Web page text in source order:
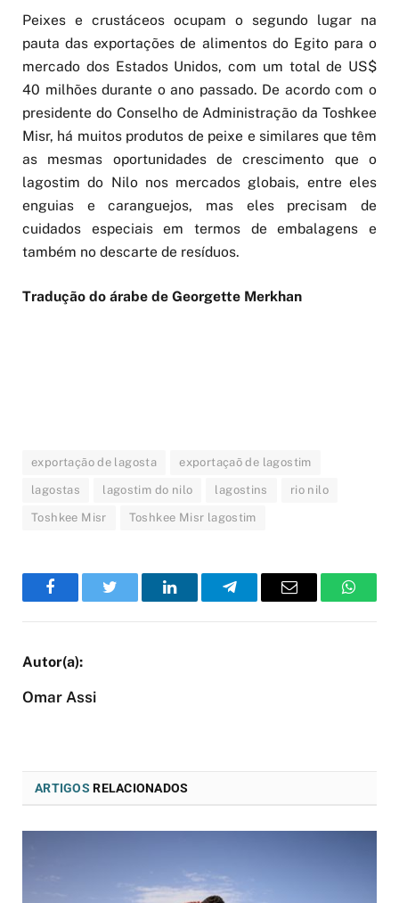
Peixes e crustáceos ocupam o segundo lugar na
pauta das exportações de alimentos do Egito para o
mercado dos Estados Unidos, com um total de US$
40 milhões durante o ano passado. De acordo com o
presidente do Conselho de Administração da Toshkee
Misr, há muitos produtos de peixe e similares que têm
as mesmas oportunidades de crescimento que o
lagostim do Nilo nos mercados globais, entre eles
enguias e caranguejos, mas eles precisam de
cuidados especiais em termos de embalagens e
também no descarte de resíduos.
Tradução do árabe de Georgette Merkhan
exportação de lagosta exportaçaõ de lagostim
lagostas lagostim do nilo lagostins rio nilo
Toshkee Misr Toshkee Misr lagostim
FacebookTwitter LinkedInTelegramEmail
Omar Assi
ARTIGOS RELACIONADOS